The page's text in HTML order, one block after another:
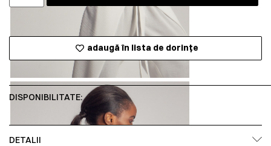
adaugă în lista de dorințe
DISPONIBILITATE:
DETALII